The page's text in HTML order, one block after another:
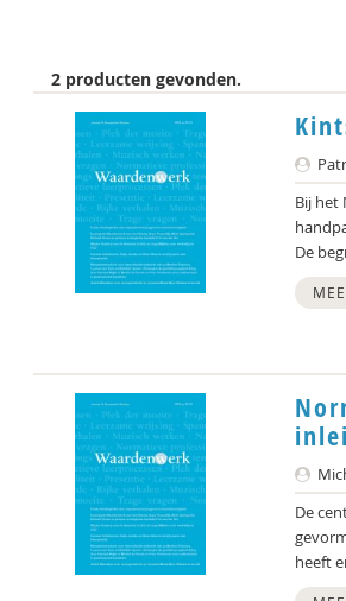
2 producten gevonden.
Bij het
De
De
heeft